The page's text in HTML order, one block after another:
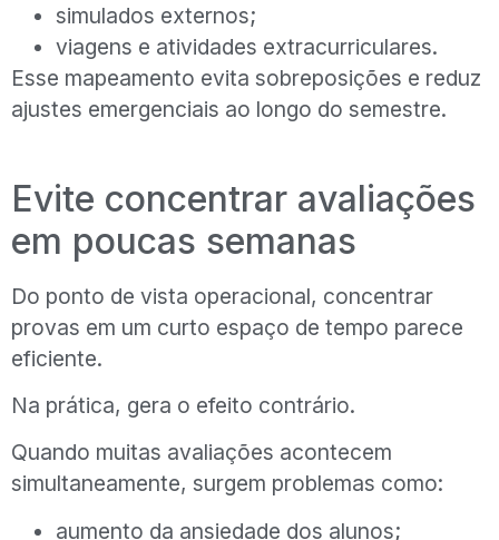
simulados externos;
viagens e atividades extracurriculares.
Esse mapeamento evita sobreposições e reduz
ajustes emergenciais ao longo do semestre.
Evite concentrar avaliações
em poucas semanas
Do ponto de vista operacional, concentrar
provas em um curto espaço de tempo parece
eficiente.
Na prática, gera o efeito contrário.
Quando muitas avaliações acontecem
simultaneamente, surgem problemas como:
aumento da ansiedade dos alunos;